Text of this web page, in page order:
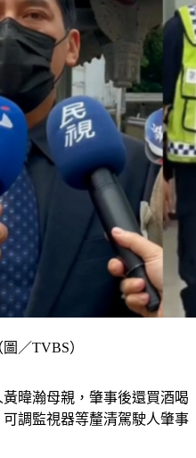
／TVBS）
暐瀚母親，肇事後還買酒喝
調監視器等釐清駕駛人肇事